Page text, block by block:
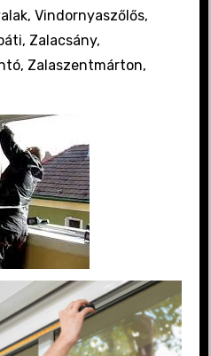
Vindornyaszőlős,
Zalacsány,
Zalaszentmárton,